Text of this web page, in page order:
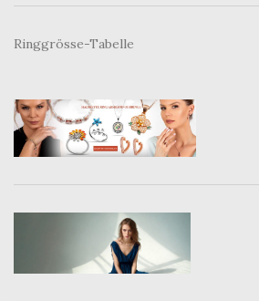
Ringgrösse-Tabelle